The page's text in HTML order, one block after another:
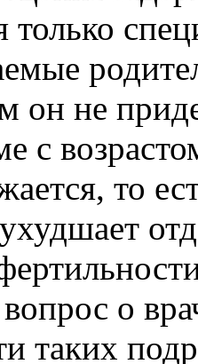
только
он не
с
то
о
таких